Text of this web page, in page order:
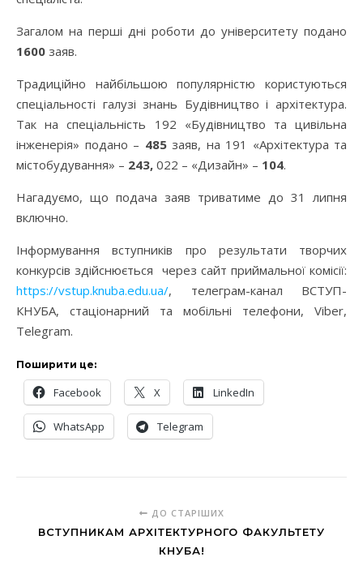
Загалом на перші дні роботи до університету подано
1600 заяв.
Традиційно найбільшою популярністю користуються
спеціальності галузі знань Будівництво і архітектура.
Так на спеціальність 192 «Будівництво та цивільна
інженерія» подано – 485 заяв, на 191 «Архітектура та
містобудування» – 243, 022 – «Дизайн» – 104.
Нагадуємо, що подача заяв триватиме до 31 липня
включно.
Інформування вступників про результати творчих
конкурсів здійснюється через сайт приймальної комісії:
https://vstup.knuba.edu.ua/, телеграм-канал ВСТУП-
КНУБА, стаціонарний та мобільні телефони, Viber,
Telegram.
Поширити це:
Facebook X LinkedIn
WhatsApp Telegram
ДО СТАРІШИХ
ВСТУПНИКАМ АРХІТЕКТУРНОГО ФАКУЛЬТЕТУ
КНУБА!